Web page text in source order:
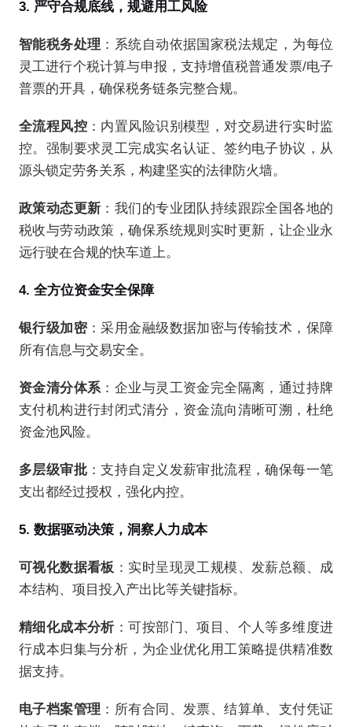
3. 严守合规底线，规避用工风险
智能税务处理 ：系统自动依据国家税法规定，为每位
灵工进行个税计算与申报，支持增值税普通发票/电子
普票的开具，确保税务链条完整合规。
全流程风控 ：内置风险识别模型，对交易进行实时监
控。强制要求灵工完成实名认证、签约电子协议，从
源头锁定劳务关系，构建坚实的法律防火墙。
政策动态更新 ：我们的专业团队持续跟踪全国各地的
税收与劳动政策，确保系统规则实时更新，让企业永
远行驶在合规的快车道上。
4. 全方位资金安全保障
银行级加密：采用金融级数据加密与传输技术，保障
所有信息与交易安全。
资金清分体系：企业与灵工资金完全隔离，通过持牌
支付机构进行封闭式清分，资金流向清晰可溯，杜绝
资金池风险。
多层级审批 ：支持自定义发薪审批流程，确保每一笔
支出都经过授权，强化内控。
5. 数据驱动决策，洞察人力成本
可视化数据看板 ：实时呈现灵工规模、发薪总额、成
本结构、项目投入产出比等关键指标。
精细化成本分析：可按部门、项目、个人等多维度进
行成本归集与分析，为企业优化用工策略提供精准数
据支持。
电子档案管理 ：所有合同、发票、结算单、支付凭证